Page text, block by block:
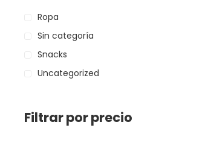
Ropa
Sin categoría
Snacks
Uncategorized
Filtrar por precio